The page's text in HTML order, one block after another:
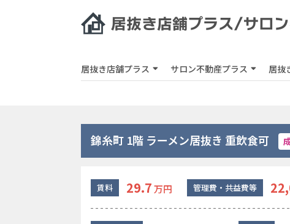
居抜き店舗プラス サロン不動産プラス 居抜
錦糸町 1階 ラーメン居抜き 重飲食可
賃料 29.7万円 管理費・共益費等